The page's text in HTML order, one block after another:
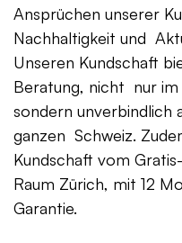
Ansprüchen unserer
Nachhaltigkeit und
Unseren Kundschaft
Beratung, nicht nur im
sondern unverbindlich
ganzen Schweiz.
Kundschaft vom
Raum Zürich, mit 12
Garantie.